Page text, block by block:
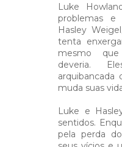
Luke
problemas e
Hasley
tenta
mesmo
deveria.
arquibancada
muda suas
Luke e
sentidos.
pela perda